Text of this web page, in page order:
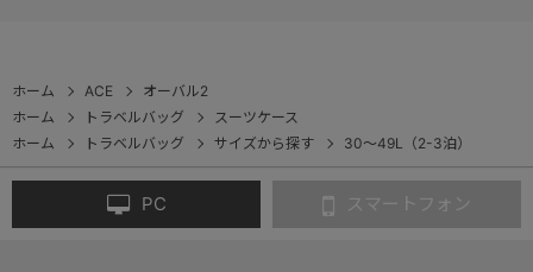
ホーム ACE
オーバル2
ホーム
トラベルバッグ
スーツケース
ホーム
トラベルバッグ サイズから探す 30～49L（2-3泊）
PC スマートフォン